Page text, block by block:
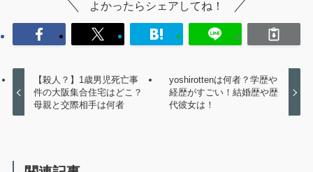
よかったらシェアしてね！
【殺人？】1歳男児死亡事
件の大阪集合住宅はどこ？
母親と交際相手は何者
yoshirottenは何者？学歴や
経歴がすごい！結婚歴や歴
代彼女は！